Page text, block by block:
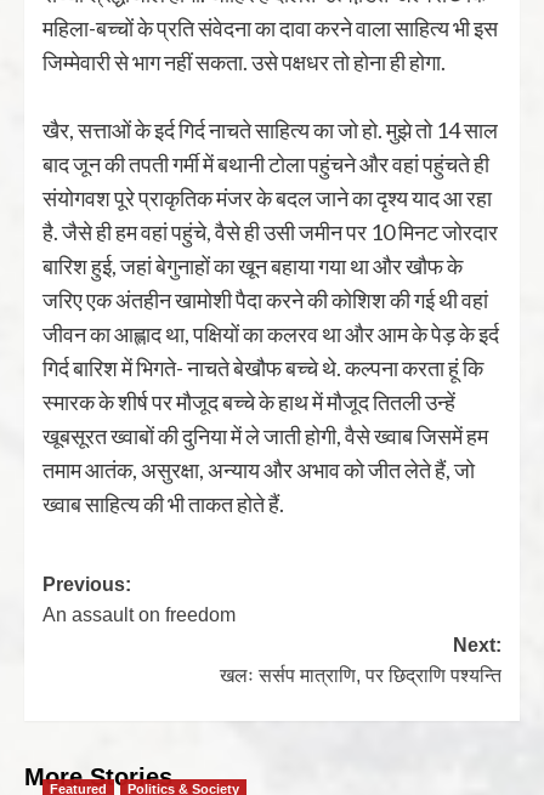
महिला-बच्चों के प्रति संवेदना का दावा करने वाला साहित्य भी इस
जिम्मेवारी से भाग नहीं सकता. उसे पक्षधर तो होना ही होगा.
खैर, सत्ताओं के इर्द गिर्द नाचते साहित्य का जो हो. मुझे तो 14 साल
बाद जून की तपती गर्मी में बथानी टोला पहुंचने और वहां पहुंचते ही
संयोगवश पूरे प्राकृतिक मंजर के बदल जाने का दृश्य याद आ रहा
है. जैसे ही हम वहां पहुंचे, वैसे ही उसी जमीन पर 10 मिनट जोरदार
बारिश हुई, जहां बेगुनाहों का खून बहाया गया था और खौफ के
जरिए एक अंतहीन खामोशी पैदा करने की कोशिश की गई थी वहां
जीवन का आह्लाद था, पक्षियों का कलरव था और आम के पेड़ के इर्द
गिर्द बारिश में भिगते- नाचते बेखौफ बच्चे थे. कल्पना करता हूं कि
स्मारक के शीर्ष पर मौजूद बच्चे के हाथ में मौजूद तितली उन्हें
खूबसूरत ख्वाबों की दुनिया में ले जाती होगी, वैसे ख्वाब जिसमें हम
तमाम आतंक, असुरक्षा, अन्याय और अभाव को जीत लेते हैं, जो
ख्वाब साहित्य की भी ताकत होते हैं.
Previous:
An assault on freedom
Next:
खलः सर्सप मात्राणि, पर छिद्राणि पश्यन्ति
More Stories
Featured Politics & Society